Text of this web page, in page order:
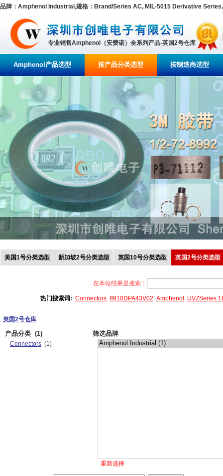
品牌：Amphenol Industrial,规格：Brand/Series AC, MIL-5015 Derivative Series,
专业销售Amphenol（安费诺）全系列产品-英国2号仓库
Amphenol产品选型 按产品分类选型 按制造商选型
美国1号分类选型 新加坡2号分类选型 英国10号分类选型 英国2号分类选型
在本站结果里搜索：
热门搜索词: Connectors 8910DPA43V02 Amphenol UVZSeries
英国2号仓库
产品分类 (1)
Connectors (1)
筛选品牌
重新选择